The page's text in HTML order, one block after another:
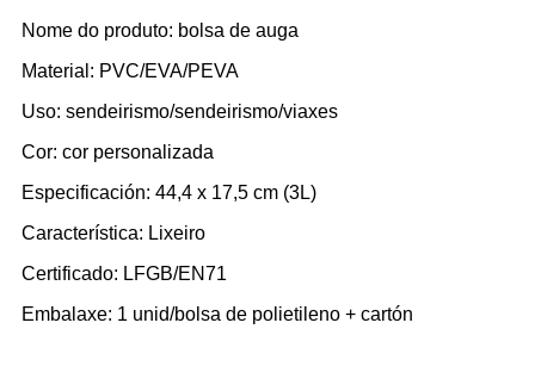
Nome do produto: bolsa de auga
Material: PVC/EVA/PEVA
Uso: sendeirismo/sendeirismo/viaxes
Cor: cor personalizada
Especificación: 44,4 x 17,5 cm (3L)
Característica: Lixeiro
Certificado: LFGB/EN71
Embalaxe: 1 unid/bolsa de polietileno + cartón